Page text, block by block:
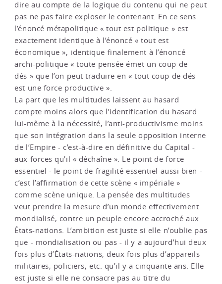
dire au compte de la logique du contenu qui ne peut
pas ne pas faire exploser le contenant. En ce sens
l’énoncé métapolitique « tout est politique » est
exactement identique à l’énoncé « tout est
économique », identique finalement à l’énoncé
archi-politique « toute pensée émet un coup de
dés » que l’on peut traduire en « tout coup de dés
est une force productive ».
La part que les multitudes laissent au hasard
compte moins alors que l’identification du hasard
lui-même à la nécessité, l’anti-productivisme moins
que son intégration dans la seule opposition interne
de l’Empire - c’est-à-dire en définitive du Capital -
aux forces qu’il « déchaîne ». Le point de force
essentiel - le point de fragilité essentiel aussi bien -
c’est l’affirmation de cette scène « impériale »
comme scène unique. La pensée des multitudes
veut prendre la mesure d’un monde effectivement
mondialisé, contre un peuple encore accroché aux
États-nations. L’ambition est juste si elle n’oublie pas
que - mondialisation ou pas - il y a aujourd’hui deux
fois plus d’États-nations, deux fois plus d’appareils
militaires, policiers, etc. qu’il y a cinquante ans. Elle
est juste si elle ne consacre pas au titre du